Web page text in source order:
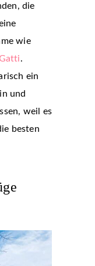
die
wie
.
ein
und
weil es
besten